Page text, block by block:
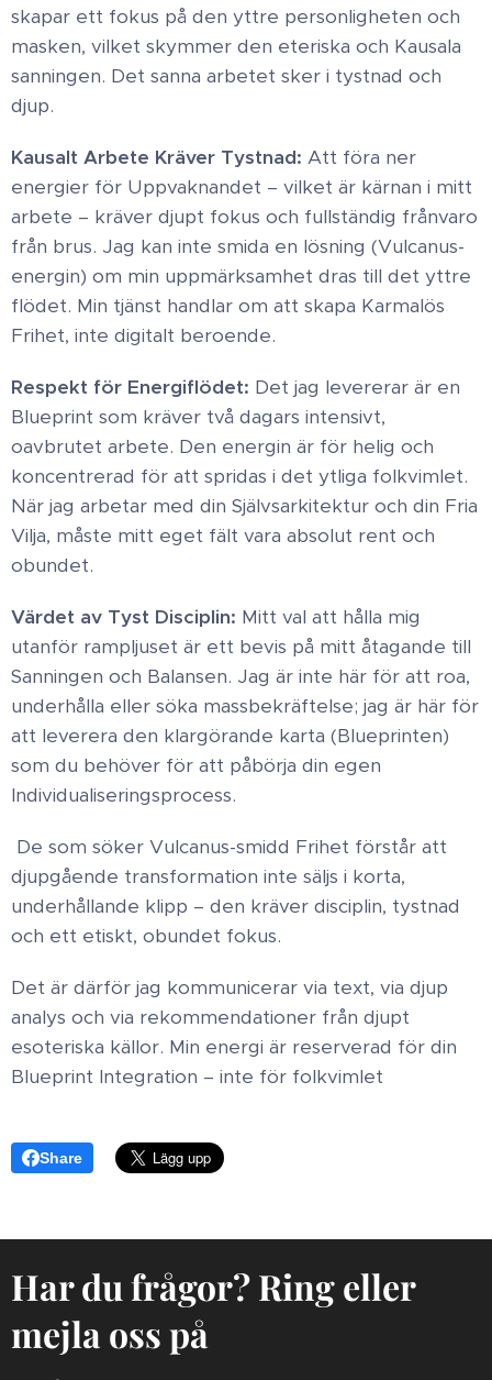
skapar ett fokus på den yttre personligheten och
masken, vilket skymmer den eteriska och Kausala
sanningen. Det sanna arbetet sker i tystnad och
djup. ​
Kausalt Arbete Kräver Tystnad: Att föra ner
energier för Uppvaknandet – vilket är kärnan i mitt
arbete – kräver djupt fokus och fullständig frånvaro
från brus. Jag kan inte smida en lösning (Vulcanus-
energin) om min uppmärksamhet dras till det yttre
flödet. Min tjänst handlar om att skapa Karmalös
Frihet, inte digitalt beroende. ​
Respekt för Energiflödet: Det jag levererar är en
Blueprint som kräver två dagars intensivt,
oavbrutet arbete. Den energin är för helig och
koncentrerad för att spridas i det ytliga folkvimlet.
När jag arbetar med din Självsarkitektur och din Fria
Vilja, måste mitt eget fält vara absolut rent och
obundet. ​
Värdet av Tyst Disciplin ​: Mitt val att hålla mig
utanför rampljuset är ett bevis på mitt åtagande till
Sanningen och Balansen. Jag är inte här för att roa,
underhålla eller söka massbekräftelse; jag är här för
att leverera den klargörande karta (Blueprinten)
som du behöver för att påbörja din egen
Individualiseringsprocess.
​De som söker Vulcanus-smidd Frihet förstår att
djupgående transformation inte säljs i korta,
underhållande klipp – den kräver disciplin, tystnad
och ett etiskt, obundet fokus. ​
Det är därför jag kommunicerar via text, via djup
analys och via rekommendationer från djupt
esoteriska källor. Min energi är reserverad för din
Blueprint Integration – inte för folkvimlet
Share
Har du frågor? Ring eller
mejla oss på